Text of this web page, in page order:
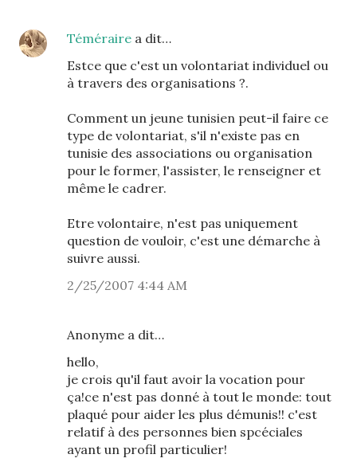
Téméraire a dit…
Estce que c'est un volontariat individuel ou
à travers des organisations ?.
Comment un jeune tunisien peut-il faire ce
type de volontariat, s'il n'existe pas en
tunisie des associations ou organisation
pour le former, l'assister, le renseigner et
même le cadrer.
Etre volontaire, n'est pas uniquement
question de vouloir, c'est une démarche à
suivre aussi.
2/25/2007 4:44 AM
Anonyme a dit…
hello,
je crois qu'il faut avoir la vocation pour
ça!ce n'est pas donné à tout le monde: tout
plaqué pour aider les plus démunis!! c'est
relatif à des personnes bien spcéciales
ayant un profil particulier!